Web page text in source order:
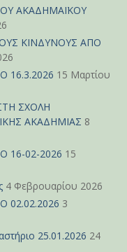
ΑΚΑΔΗΜΑΪΚΟΥ
ΚΙΝΔΥΝΟΥΣ ΑΠΟ
15 Μαρτίου
ΣΧΟΛΗ
ΑΚΑΔΗΜΙΑΣ 8
02-2026 15
4 Φεβρουαρίου 2026
3
25.01.2026 24